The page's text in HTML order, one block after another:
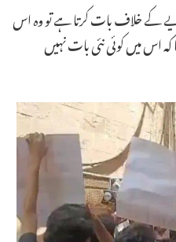
کے خلاف بات کرتا ہے تو وہ اس
اس میں کوئی نئی بات نہیں